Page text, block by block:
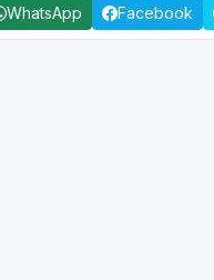
WhatsApp Facebook